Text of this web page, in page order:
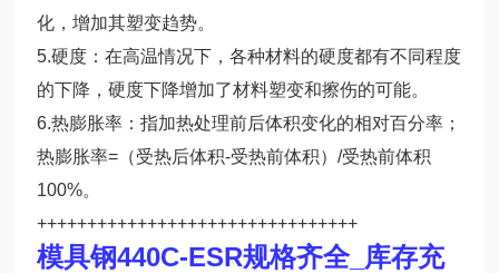
化，增加其塑变趋势。
5.硬度：在高温情况下，各种材料的硬度都有不同程度
的下降，硬度下降增加了材料塑变和擦伤的可能。
6.热膨胀率：指加热处理前后体积变化的相对百分率；
热膨胀率=（受热后体积-受热前体积）/受热前体积
100%。
++++++++++++++++++++++++++++++++
模具钢440C-ESR规格齐全_库存充